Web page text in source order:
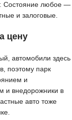
Состояние любое —
и залоговые.
цену
автомобили здесь
поэтому парк
и
и внедорожники в
авто тоже